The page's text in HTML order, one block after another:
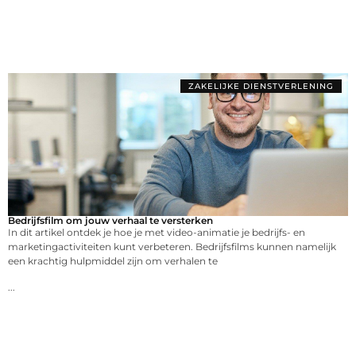
ZAKELIJKE DIENSTVERLENING
Bedrijfsfilm om jouw verhaal te versterken
In dit artikel ontdek je hoe je met video-animatie je bedrijfs- en
marketingactiviteiten kunt verbeteren. Bedrijfsfilms kunnen namelijk
een krachtig hulpmiddel zijn om verhalen te